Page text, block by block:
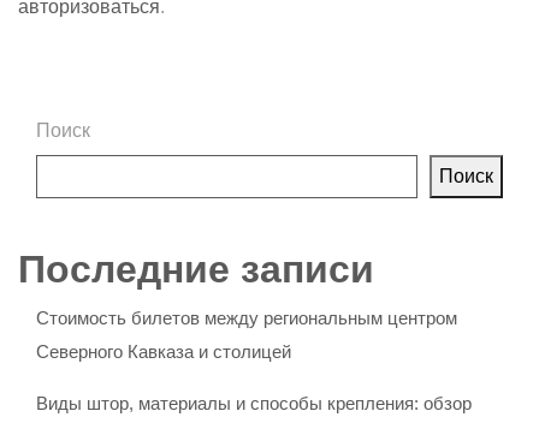
авторизоваться.
Поиск
Поиск
Последние записи
Стоимость билетов между региональным центром
Северного Кавказа и столицей
Виды штор, материалы и способы крепления: обзор